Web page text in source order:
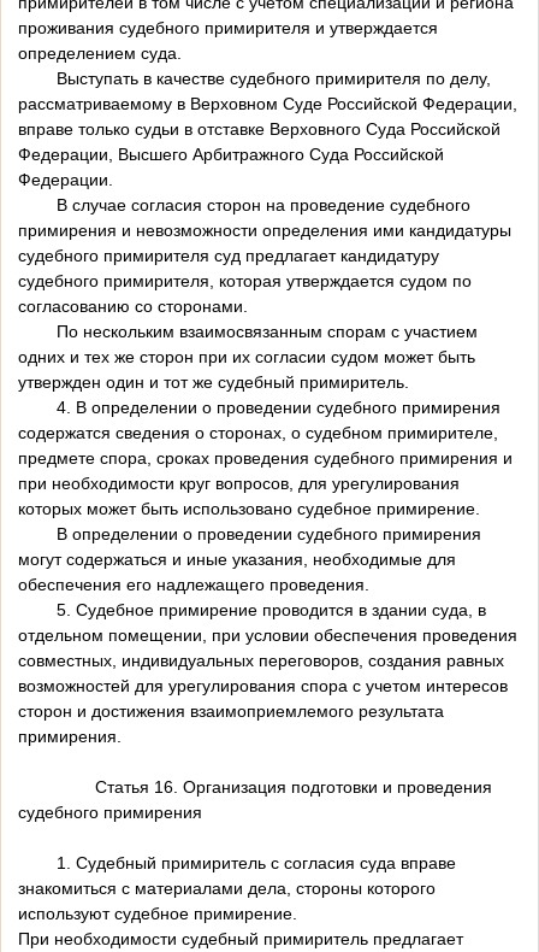
проживания судебного примирителя и утверждается
определением суда.
Выступать в качестве судебного примирителя по делу,
рассматриваемому в Верховном Суде Российской Федерации,
вправе только судьи в отставке Верховного Суда Российской
Федерации, Высшего Арбитражного Суда Российской
Федерации.
В случае согласия сторон на проведение судебного
примирения и невозможности определения ими кандидатуры
судебного примирителя суд предлагает кандидатуру
судебного примирителя, которая утверждается судом по
согласованию со сторонами.
По нескольким взаимосвязанным спорам с участием
одних и тех же сторон при их согласии судом может быть
утвержден один и тот же судебный примиритель.
4. В определении о проведении судебного примирения
содержатся сведения о сторонах, о судебном примирителе,
предмете спора, сроках проведения судебного примирения и
при необходимости круг вопросов, для урегулирования
которых может быть использовано судебное примирение.
В определении о проведении судебного примирения
могут содержаться и иные указания, необходимые для
обеспечения его надлежащего проведения.
5. Судебное примирение проводится в здании суда, в
отдельном помещении, при условии обеспечения проведения
совместных, индивидуальных переговоров, создания равных
возможностей для урегулирования спора с учетом интересов
сторон и достижения взаимоприемлемого результата
примирения.
Статья 16. Организация подготовки и проведения
судебного примирения
1. Судебный примиритель с согласия суда вправе
знакомиться с материалами дела, стороны которого
используют судебное примирение.
При необходимости судебный примиритель предлагает